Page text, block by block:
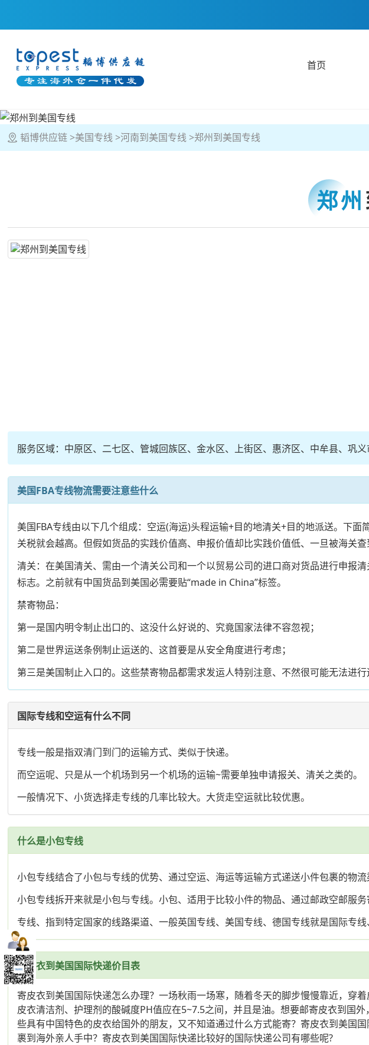
首页
韬博供应链 美国专线 河南到美国专线 郑州到美国专线
郑州
服务区域：中原区、二七区、管城回族区、金水区、上街区、惠济区、中牟县、巩
美国FBA专线物流需要注意些什么
美国FBA专线由以下几个组成：空运(海运)头程运输+目的地清关+目的地派送。下
关税就会越高。但假如货品的实践价值高、申报价值却比实践价值低、一旦被海关查
清关：在美国清关、需由一个清关公司和一个以贸易公司的进口商对货品进行申报
标志。之前就有中国货品到美国必需要贴“made in China”标签。
禁寄物品：
第一是国内明令制止出口的、这没什么好说的、究竟国家法律不容忽视；
第二是世界运送条例制止运送的、这首要是从安全角度进行考虑；
第三是美国制止入口的。这些禁寄物品都需求发运人特别注意、不然很可能无法进行
国际专线和空运有什么不同
专线一般是指双清门到门的运输方式、类似于快递。
而空运呢、只是从一个机场到另一个机场的运输~需要单独申请报关、清关之类的。
一般情况下、小货选择走专线的几率比较大。大货走空运就比较优惠。
什么是小包专线
小包专线结合了小包与专线的优势、通过空运、海运等运输方式递送小件包裹的物流
小包专线拆开来就是小包与专线。小包、适用于比较小件的物品、通过邮政空邮服务
专线、指到特定国家的线路渠道、一般英国专线、美国专线、德国专线就是国际专线
寄皮衣到美国国际快递价目表
寄皮衣到美国国际快递怎么办理？一场秋雨一场寒，随着冬天的脚步慢慢靠近，穿
皮衣清洁剂、护理剂的酸碱度PH值应在5~7.5之间，并且是油。想要邮寄皮衣到国
些具有中国特色的皮衣给国外的朋友，又不知道通过什么方式能寄？寄皮衣到美国
裹到海外亲人手中？寄皮衣到美国国际快递比较好的国际快递公司有哪些呢?